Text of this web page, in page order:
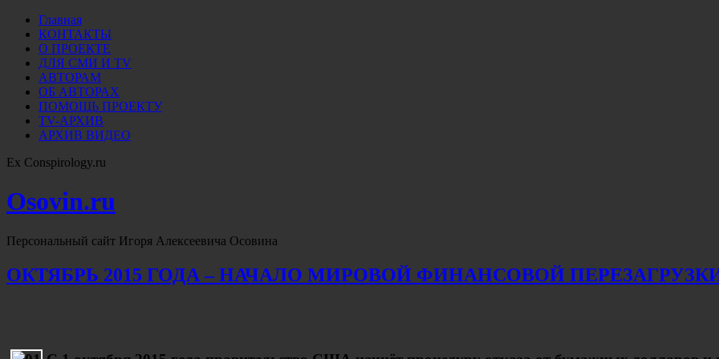
Главная
КОНТАКТЫ
О ПРОЕКТЕ
ДЛЯ СМИ И TV
АВТОРАМ
ОБ АВТОРАХ
ПОМОЩЬ ПРОЕКТУ
TV-АРХИВ
АРХИВ ВИДЕО
Ex Conspirology.ru
Osovin.ru
Персональный сайт Игоря Алексеевича Осовина
ОКТЯБРЬ 2015 ГОДА – НАЧАЛО МИРОВОЙ ФИНАНСОВОЙ